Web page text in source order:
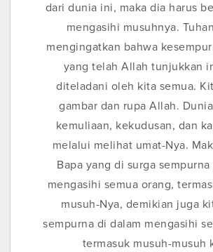
dari dunia ini, maka dia harus
mengasihi musuhnya.
mengingatkan bahwa
yang telah Allah tunjukkan
diteladani oleh kita semua.
gambar dan rupa Allah.
kemuliaan, kekudusan, dan
melalui melihat umat-Nya.
Bapa yang di surga
mengasihi semua orang,
musuh-Nya, demikian juga
sempurna di dalam mengasihi
termasuk musuh-musuh